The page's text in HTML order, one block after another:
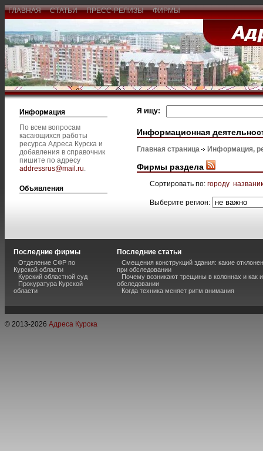
ГЛАВНАЯ СТАТЬИ ПРЕСС-РЕЛИЗЫ ФИРМЫ
Информация
По всем вопросам
касающихся работы
ресурса Адреса Курска и
добавления в справочник
пишите по адресу
addressrus@mail.ru.
Объявления
Я ищу:
Информационная
Главная страница Информация,
Фирмы раздела
Сортировать по: городу
Выберите регион:
Последние фирмы
Отделение СФР по
Курской области
Курский областной суд
Прокуратура Курской
области
Последние статьи
Смещения конструкций здания: какие
при обследовании
Почему возникают трещины в колоннах и как
обследовании
Когда техника меняет ритм внимания
© 2013-2026 Адреса Курска